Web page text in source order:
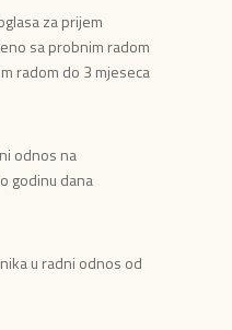
za prijem
sa probnim radom
radom do 3 mjeseca
odnos na
godinu dana
u radni odnos od